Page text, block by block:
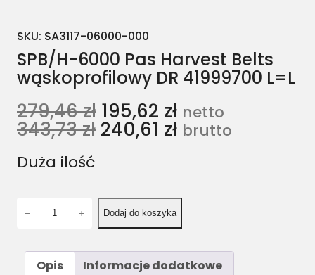
SKU: SA3117-06000-000
SPB/H-6000 Pas Harvest Belts
wąskoprofilowy DR 41999700 L=L
279,46zł 195,62 zł netto
343,73zł 240,61 zł brutto
Duża ilość
− + Dodaj do koszyka
Opis
Informacje dodatkowe